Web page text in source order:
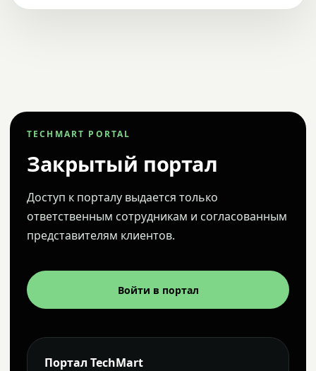
TECHMART PORTAL
Закрытый портал
Доступ к порталу выдается только
ответственным сотрудникам и согласованным
представителям клиентов.
Войти в портал
Портал TechMart